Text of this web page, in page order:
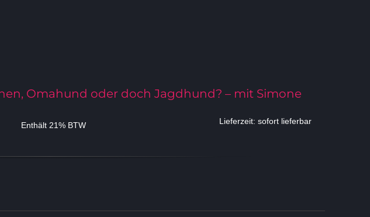
Omahund oder doch Jagdhund? – mit Simone
Enthält 21% BTW Lieferzeit: sofort lieferbar